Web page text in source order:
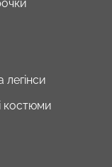
костюми